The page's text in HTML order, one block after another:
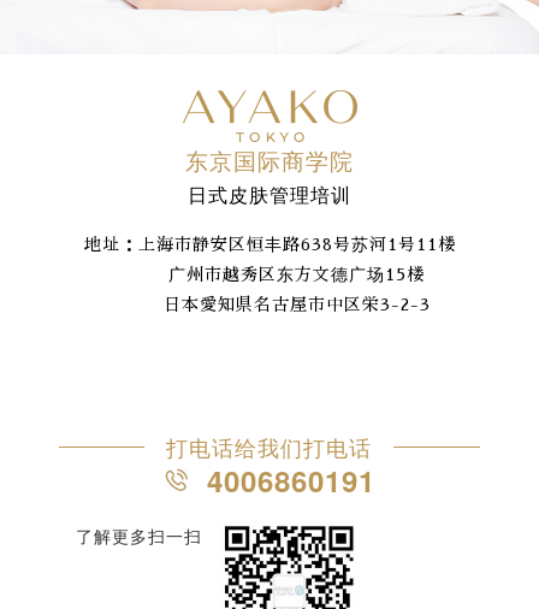
东京国际商学院
日式皮肤管理培训
地址：上海市静安区恒丰路638号苏河1号11楼
广州市越秀区东方文德广场15楼
日本愛知県名古屋市中区栄3-2-3
打电话给我们打电话
4006860191
了解更多扫一扫